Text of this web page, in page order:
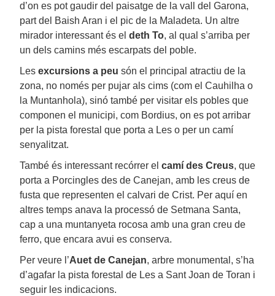
d’on es pot gaudir del paisatge de la vall del Garona,
part del Baish Aran i el pic de la Maladeta. Un altre
mirador interessant és el deth To, al qual s’arriba per
un dels camins més escarpats del poble.
Les excursions a peu són el principal atractiu de la
zona, no només per pujar als cims (com el Cauhilha o
la Muntanhola), sinó també per visitar els pobles que
componen el municipi, com Bordius, on es pot arribar
per la pista forestal que porta a Les o per un camí
senyalitzat.
També és interessant recórrer el camí des Creus, que
porta a Porcingles des de Canejan, amb les creus de
fusta que representen el calvari de Crist. Per aquí en
altres temps anava la processó de Setmana Santa,
cap a una muntanyeta rocosa amb una gran creu de
ferro, que encara avui es conserva.
Per veure l’Auet de Canejan, arbre monumental, s’ha
d’agafar la pista forestal de Les a Sant Joan de Toran i
seguir les indicacions.